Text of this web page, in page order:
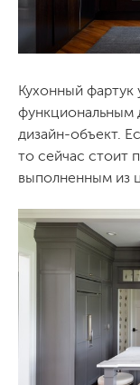
Кухонный
функциональным
дизайн-объект.
то сейчас стоит
выполненным из